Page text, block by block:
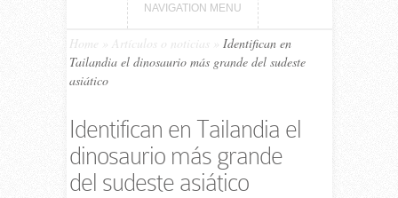
NAVIGATION MENU
Home Artículos o noticias
Identifican en
Tailandia el dinosaurio más grande del sudeste
asiático
Identifican en Tailandia el
dinosaurio más grande
del sudeste asiático